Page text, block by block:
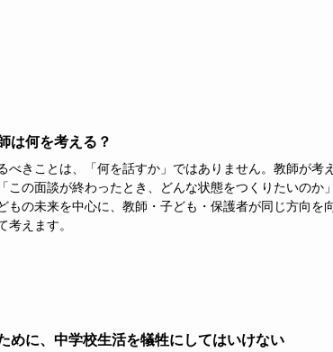
は何を考える？
べきことは、「何を話すか」ではありません。教師が考
この面談が終わったとき、どんな状態をつくりたいのか
もの未来を中心に、教師・子ども・保護者が同じ方向を
考えます。
めに、中学校生活を犠牲にしてはいけない